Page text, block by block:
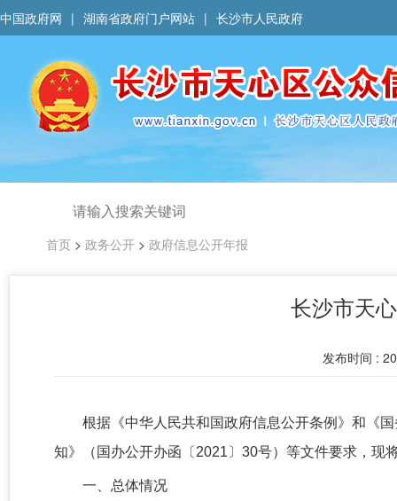
中国政府网 | 湖南省政府门户网站 | 长沙市人民政府
首页 > 政务公开 > 政府信息公开年报
长沙市天
发布时间 :
根据《中华人民共和国政府信息公开条例》和《
知》（国办公开办函〔2021〕30号）等文件要求，现
一、总体情况